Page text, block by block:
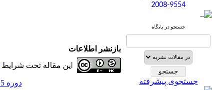
2008-9554
جستجو در پایگاه
جستجوی پیشرفته
بازنشر اطلاعات
این مقاله تحت شرایط
دوره 5، شماره 15 - ( 2-1390 )